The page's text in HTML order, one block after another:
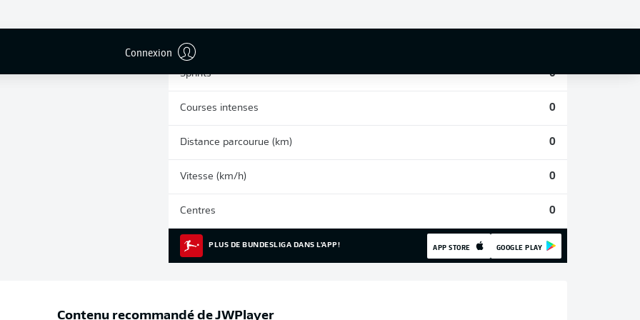
Connexion
Sprints 0
Courses intenses 0
Distance parcourue (km) 0
Vitesse (km/h) 0
Centres 0
PLUS DE BUNDESLIGA DANS L'APP! APP STORE GOOGLE PLAY
Contenu recommandé deJWPlayer